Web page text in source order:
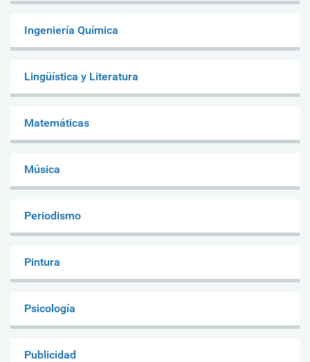
Ingeniería Química
Lingüística y Literatura
Matemáticas
Música
Periodismo
Pintura
Psicología
Publicidad